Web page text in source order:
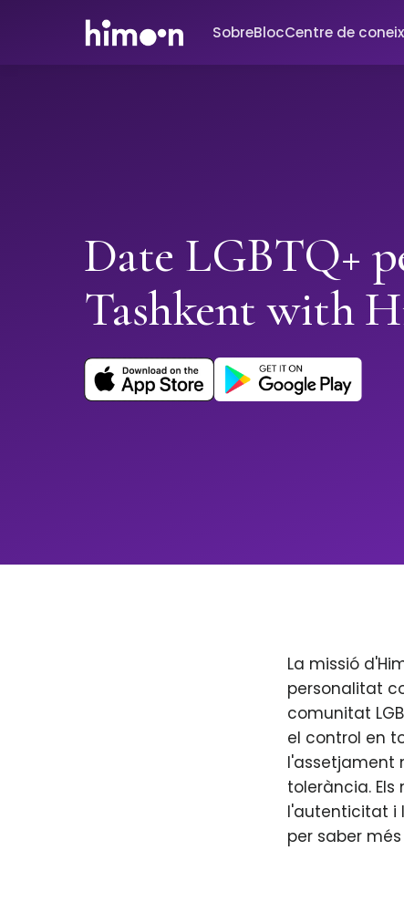
SobreBlocCentre de
Date LGBTQ+
Tashkent with
La missió
personalitat
comunitat
el control en
l'assetjament
tolerància.
l'autenticitat i
per saber